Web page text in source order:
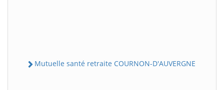
Mutuelle santé retraite COURNON-D'AUVERGNE